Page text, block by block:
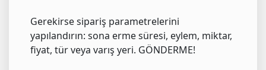
Gerekirse sipariş parametrelerini
yapılandırın: sona erme süresi, eylem, miktar,
fiyat, tür veya varış yeri. GÖNDERME!